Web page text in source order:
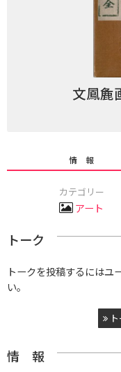
文鳳麁
情 報
カテゴリー
アート
トーク
トークを投稿するにはユ
い。
ト
情 報